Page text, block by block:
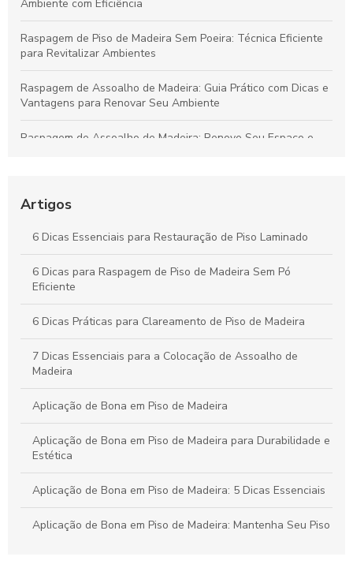
Ambiente com Eficiência
Raspagem de Piso de Madeira Sem Poeira: Técnica Eficiente
para Revitalizar Ambientes
Raspagem de Assoalho de Madeira: Guia Prático com Dicas e
Vantagens para Renovar Seu Ambiente
Raspagem de Assoalho de Madeira: Renove Seu Espaço e
Ambientes e Valorizar Seu Lar
Raspagem de Assoalhos de Madeira: Guia Essencial para
Renovar e Valorizar Seus Pisos
Restauração de Piso Laminado: Técnicas e Dicas para
Revitalizar Qualquer Ambiente
Artigos
6 Dicas Essenciais para Restauração de Piso Laminado
6 Dicas para Raspagem de Piso de Madeira Sem Pó
Eficiente
6 Dicas Práticas para Clareamento de Piso de Madeira
7 Dicas Essenciais para a Colocação de Assoalho de
Madeira
Aplicação de Bona em Piso de Madeira
Aplicação de Bona em Piso de Madeira para Durabilidade e
Estética
Aplicação de Bona em Piso de Madeira: 5 Dicas Essenciais
Aplicação de Bona em Piso de Madeira: Mantenha Seu Piso